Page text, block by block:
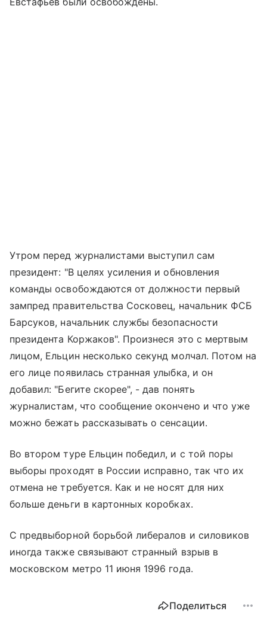
Утром перед журналистами выступил сам
президент: "В целях усиления и обновления
команды освобождаются от должности первый
зампред правительства Сосковец, начальник ФСБ
Барсуков, начальник службы безопасности
президента Коржаков". Произнеся это с мертвым
лицом, Ельцин несколько секунд молчал. Потом на
его лице появилась странная улыбка, и он
добавил: "Бегите скорее", - дав понять
журналистам, что сообщение окончено и что уже
можно бежать рассказывать о сенсации.
Во втором туре Ельцин победил, и с той поры
выборы проходят в России исправно, так что их
отмена не требуется. Как и не носят для них
больше деньги в картонных коробках.
С предвыборной борьбой либералов и силовиков
иногда также связывают странный взрыв в
московском метро 11 июня 1996 года.
Поделиться